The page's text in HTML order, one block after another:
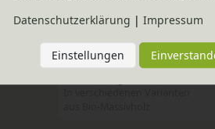
Wird oft zusammen
-20% Code
Daten­schutz­erklärung | Impressum
Einstellungen